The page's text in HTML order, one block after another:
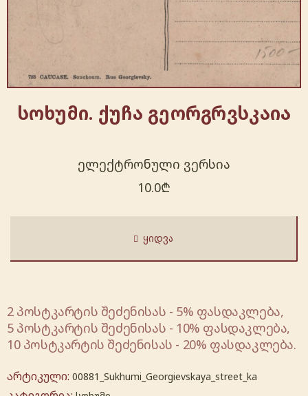
სოხუმი. ქუჩა გეორგრვსკაია
ელექტრონული ვერსია
10.0₾
ᲧᲘᲓᲕᲐ
2 პოსტკარტის შეძენისას - 5% ფასდაკლება,
5 პოსტკარტის შეძენისას - 10% ფასდაკლება,
10 პოსტკარტის შეძენისას - 20% ფასდაკლება.
არტიკული: 00881_Sukhumi_Georgievskaya_street_ka